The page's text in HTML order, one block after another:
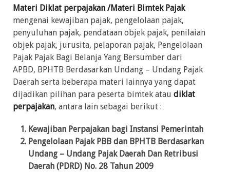
Materi Diklat perpajakan /Materi Bimtek Pajak
mengenai kewajiban pajak, pengelolaan pajak,
penyuluhan pajak, pendataan objek pajak, penilaian
objek pajak, jurusita, pelaporan pajak, Pengelolaan
Pajak Pajak Bagi Belanja Yang Bersumber dari
APBD, BPHTB Berdasarkan Undang – Undang Pajak
Daerah serta beberapa materi lainnya yang dapat
dijadikan pilihan para peserta bimtek atau diklat
perpajakan, antara lain sebagai berikut :
Kewajiban Perpajakan bagi Instansi Pemerintah
Pengelolaan Pajak PBB dan BPHTB Berdasarkan
Undang – Undang Pajak Daerah Dan Retribusi
Daerah (PDRD) No. 28 Tahun 2009